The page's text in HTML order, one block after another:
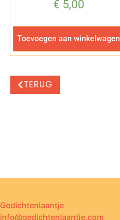
€5,00
Toevoegen aan winkelwagen
TERUG
Gedichtenlaantje
info@gedichtenlaantje.com